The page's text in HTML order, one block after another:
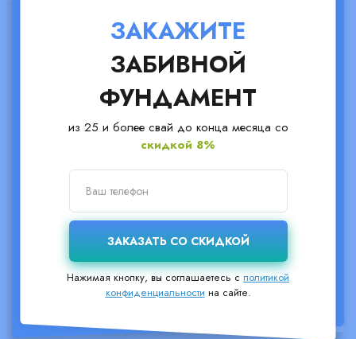
ЗАКАЖИТЕ
ЗАБИВНОЙ
ФУНДАМЕНТ
из 25 и более свай до конца месяца со
скидкой 8%
Нажимая кнопку, вы соглашаетесь сполитикой
конфиденциальности на сайте.